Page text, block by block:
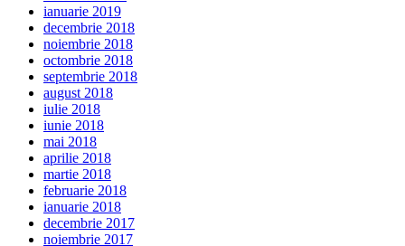
ianuarie 2019
decembrie 2018
noiembrie 2018
octombrie 2018
septembrie 2018
august 2018
iulie 2018
iunie 2018
mai 2018
aprilie 2018
martie 2018
februarie 2018
ianuarie 2018
decembrie 2017
noiembrie 2017